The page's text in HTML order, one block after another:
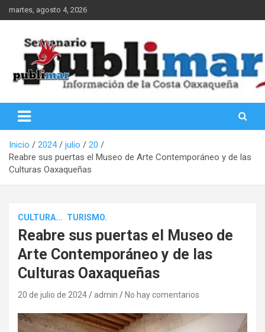
al
martes, agosto 4, 2026
PubliMar
Inicio 2024 julio
20
Reabre sus puertas el Museo de Arte Contemporáneo y de las
Culturas Oaxaqueñas
CULTURA... TURISMO.
Reabre sus puertas el Museo de
Arte Contemporáneo y de las
Culturas Oaxaqueñas
20 de julio de 2024 admin No hay comentarios